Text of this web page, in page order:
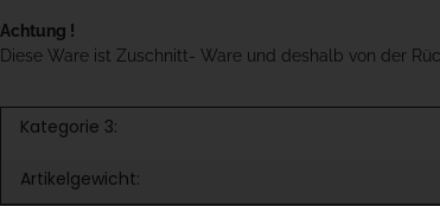
Achtung !
Diese Ware ist Zuschnitt- Ware und deshalb von der
Kategorie 3:
Artikelgewicht: